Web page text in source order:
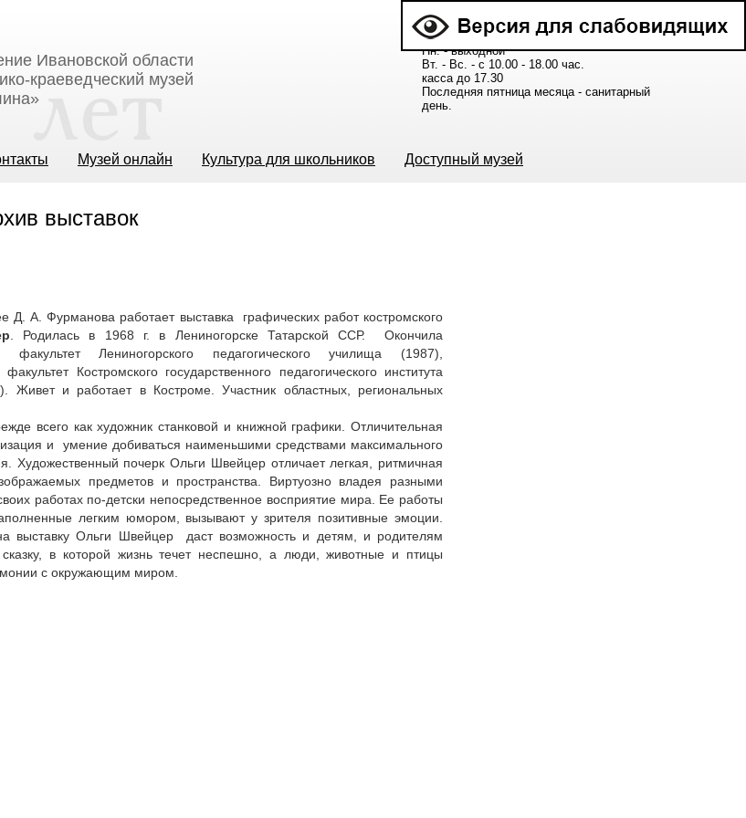
Ивановской области
краеведческий музей
Расписание работы музея:
Пн. - выходной
Вт. - Вс. - с 10.00 - 18.00 час.
касса до 17.30
Последняя пятница месяца - санитарный
день.
Музей онлайн Культура для школьников Доступный музей
выставок
Д. А. Фурманова работает выставка графических работ костромского
. Родилась в 1968 г. в Лениногорске Татарской ССР. Окончила
факультет Лениногорского педагогического училища (1987),
Костромского государственного педагогического института
и работает в Костроме. Участник областных, региональных
всего как художник станковой и книжной графики. Отличительная
и умение добиваться наименьшими средствами максимального
Художественный почерк Ольги Швейцер отличает легкая, ритмичная
предметов и пространства. Виртуозно владея разными
работах по-детски непосредственное восприятие мира. Ее работы
легким юмором, вызывают у зрителя позитивные эмоции.
выставку Ольги Швейцер даст возможность и детям, и родителям
в которой жизнь течет неспешно, а люди, животные и птицы
с окружающим миром.